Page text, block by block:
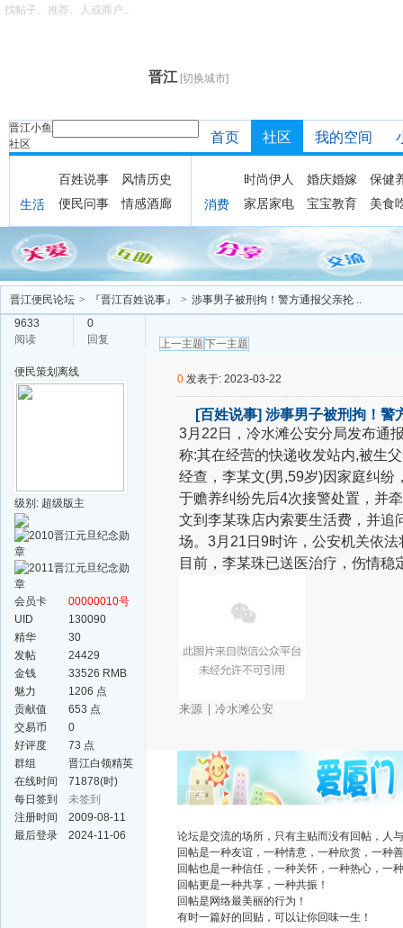
晋江 [切换城市]
晋江小鱼
社区
找帖子、推荐、人或商户...
首页 社区 我的空间
生活
百姓说事
风情历史
便民问事
情感酒廊 消费
时尚伊人 婚庆婚嫁
保健
家居家电
宝宝教育 美食
晋江便民论坛 > 『晋江百姓说事』 > 涉事男子被刑拘！警方通报父亲抡 ..
9633
阅读
0
回复
上一主题 下一主题
便民策划 离线
级别: 超级版主
会员卡
00000010号
UID
130090
精华
30
发帖
24429
金钱
33526 RMB
魅力
1206 点
贡献值
653 点
交易币
0
好评度
73 点
群组
晋江白领精英
群
在线时间
71878(时)
每日签到
未签到
注册时间
2009-08-11
最后登录
2024-11-06
0 发表于: 2023-03-22
[百姓说事] 涉事男子被刑拘！警
3月22日，冷水滩公安分局发布通
称:其在经营的快递收发站内,被生
经查，李某文(男,59岁)因家庭纠
于赡养纠纷先后4次接警处置，并
文到李某珠店内索要生活费，并追
场。3月21日9时许，公安机关依
目前，李某珠已送医治疗，伤情
来源 | 冷水滩公安
广告
论坛是交流的场所，只有主贴而没有回帖，人
回帖是一种友谊，一种情意，一种欣赏，一种
回帖也是一种信任，一种关怀，一种热心，一
回帖更是一种共享，一种共振！
回帖是网络最美丽的行为！
有时一篇好的回贴，可以让你回味一生！